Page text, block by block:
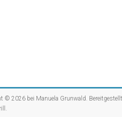
© 2026 bei Manuela Grunwald.
.